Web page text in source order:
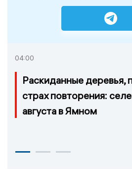
04:00
Раскиданные деревья,
страх повторения:
августа в Ямном